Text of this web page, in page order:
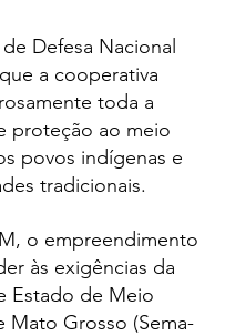
Defesa Nacional
a cooperativa
toda a
proteção ao meio
povos indígenas e
tradicionais.
o empreendimento
às exigências da
Estado de Meio
Mato Grosso (Sema-